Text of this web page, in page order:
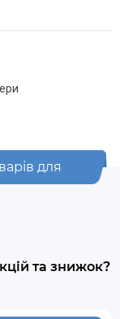
для
та знижок?